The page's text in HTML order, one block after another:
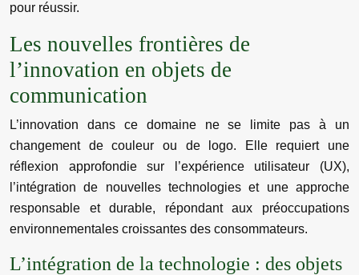
pour réussir.
Les nouvelles frontières de
l’innovation en objets de
communication
L’innovation dans ce domaine ne se limite pas à un
changement de couleur ou de logo. Elle requiert une
réflexion approfondie sur l’expérience utilisateur (UX),
l’intégration de nouvelles technologies et une approche
responsable et durable, répondant aux préoccupations
environnementales croissantes des consommateurs.
L’intégration de la technologie : des objets